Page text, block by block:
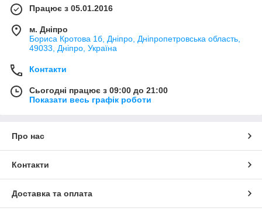
Працює з 05.01.2016
м. Дніпро
Бориса Кротова 1б, Дніпро, Дніпропетровська область,
49033, Дніпро, Україна
Контакти
Сьогодні працює з 09:00 до 21:00
Показати весь графік роботи
Про нас
Контакти
Доставка та оплата